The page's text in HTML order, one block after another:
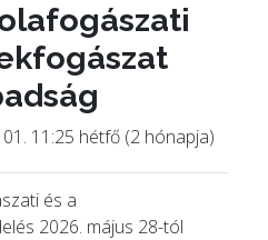
11:25 hétfő (2 hónapja)
és a
2026. május 28-tól